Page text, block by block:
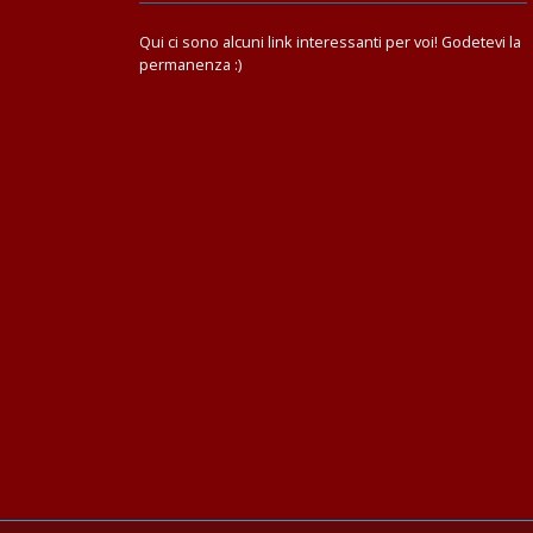
Qui ci sono alcuni link interessanti per voi! Godetevi la
permanenza :)